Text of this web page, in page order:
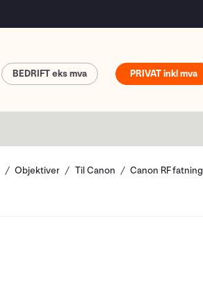
PRIVAT
BEDRIFT
Objektiver Til Canon Canon RF fatning